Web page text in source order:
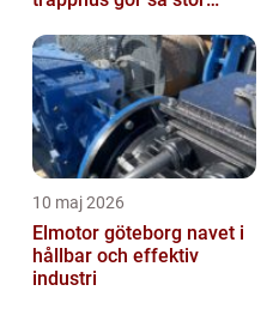
10 maj 2026
Elmotor göteborg navet i
hållbar och effektiv
industri